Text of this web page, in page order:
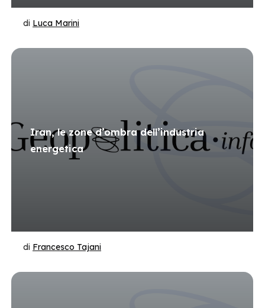
di Luca Marini
Iran, le zone d’ombra dell’industria
energetica
di Francesco Tajani